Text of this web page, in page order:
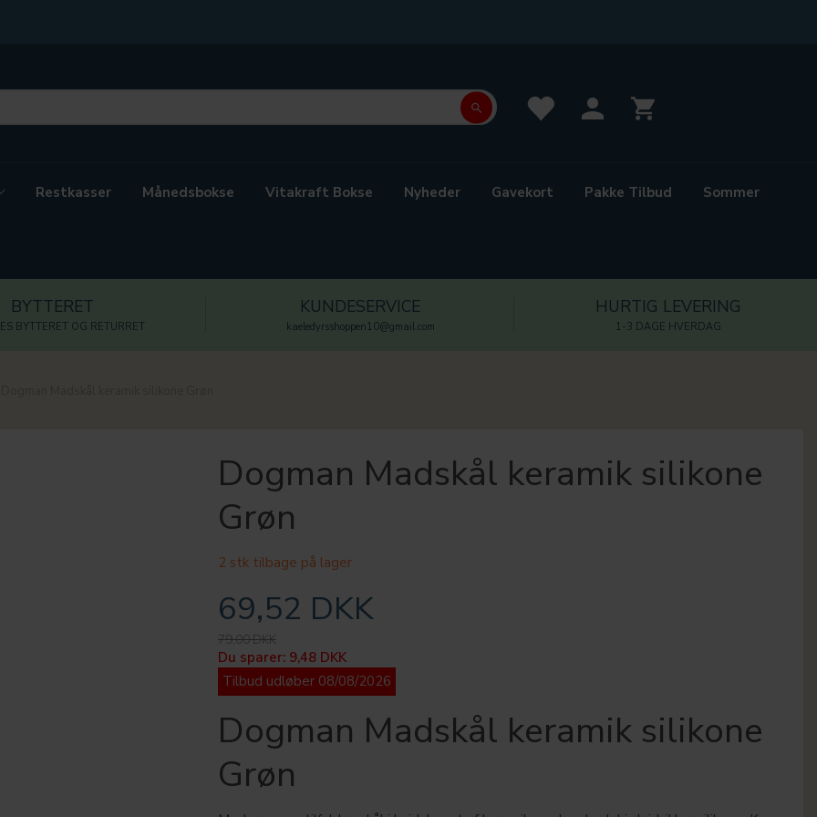
Restkasser Månedsbokse Vitakraft Bokse Nyheder Gavekort Pakke Tilbud Sommer
BYTTERET
BYTTERET OG RETURRET
KUNDESERVICE
kaeledyrsshoppen10@gmail.com
HURTIG LEVERING
1-3 DAGE HVERDAG
Dogman Madskål keramik silikone
Grøn
2 stk tilbage på lager
69,52 DKK
79,00 DKK
Du sparer: 9,48 DKK
Tilbud udløber 08/08/2026
Dogman Madskål keramik silikone
Grøn